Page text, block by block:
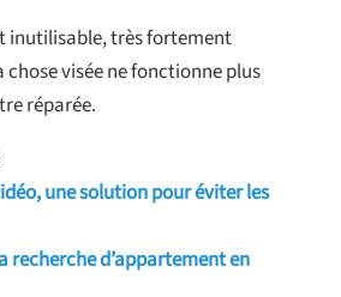
inutilisable, très fortement
chose visée ne fonctionne plus
réparée.
une solution pour éviter les
recherche d’appartement en